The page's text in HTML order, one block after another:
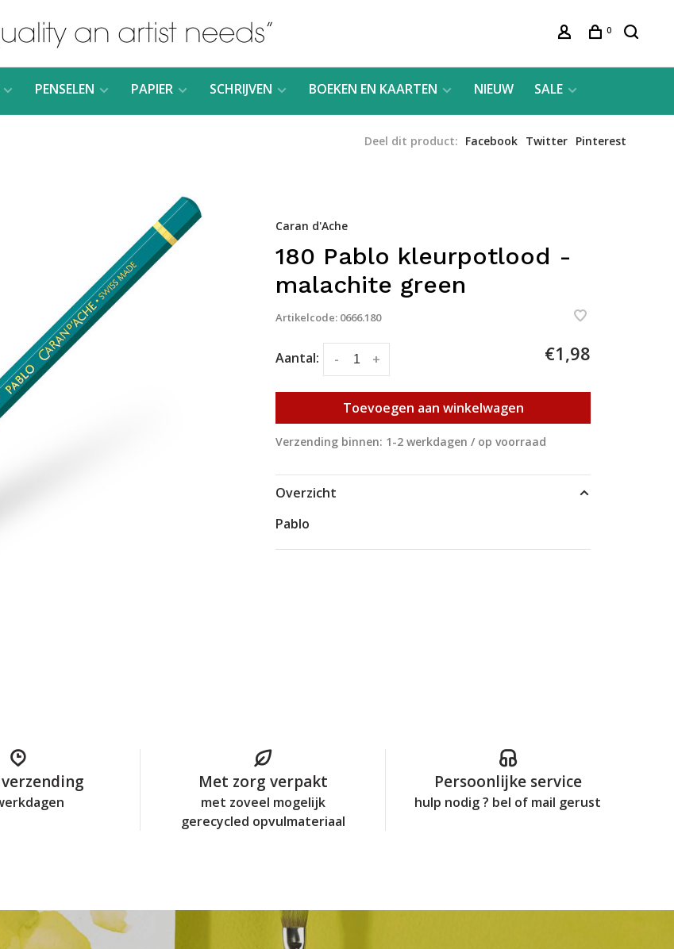
0
PENSELEN PAPIER SCHRIJVEN BOEKEN EN KAARTEN NIEUW SALE
Deel dit product: Facebook Twitter Pinterest
Caran d'Ache
180 Pablo kleurpotlood -
malachite green
Artikelcode: 0666.180
Aantal: +
- €1,98
Toevoegen aan winkelwagen
Verzending binnen: 1-2 werkdagen / op voorraad
Overzicht
Pablo
Met zorg verpakt
met zoveel mogelijk
gerecycled opvulmateriaal
Persoonlijke service
hulp nodig ? bel of mail gerust